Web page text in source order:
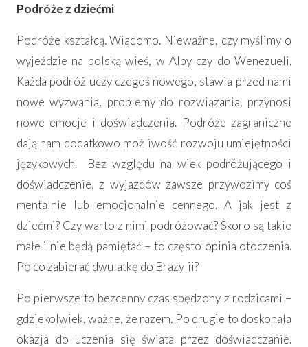
Podróże z dziećmi
Podróże kształcą. Wiadomo. Nieważne, czy myślimy o
wyjeździe na polską wieś, w Alpy czy do Wenezueli.
Każda podróż uczy czegoś nowego, stawia przed nami
nowe wyzwania, problemy do rozwiązania, przynosi
nowe emocje i doświadczenia. Podróże zagraniczne
dają nam dodatkowo możliwość rozwoju umiejętności
językowych. Bez względu na wiek podróżującego i
doświadczenie, z wyjazdów zawsze przywozimy coś
mentalnie lub emocjonalnie cennego. A jak jest z
dziećmi? Czy warto z nimi podróżować? Skoro są takie
małe i nie będą pamiętać – to często opinia otoczenia.
Po co zabierać dwulatkę do Brazylii?
Po pierwsze to bezcenny czas spędzony z rodzicami –
gdziekolwiek, ważne, że razem. Po drugie to doskonała
okazja do uczenia się świata przez doświadczanie.